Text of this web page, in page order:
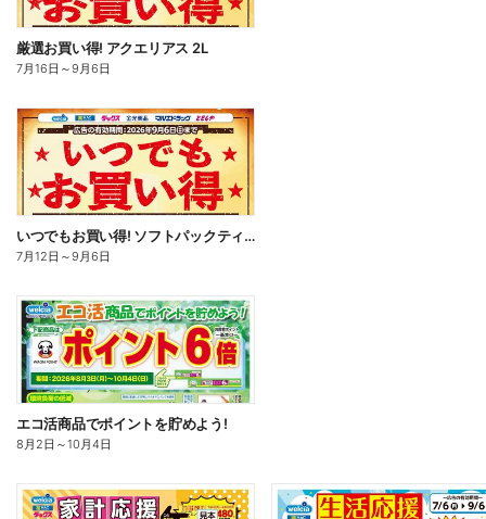
厳選お買い得! アクエリアス 2L
7月16日 ～9月6日
いつでもお買い得! ソフトパックティッシュ
7月12日 ～9月6日
エコ活商品でポイントを貯めよう!
8月2日 ～10月4日